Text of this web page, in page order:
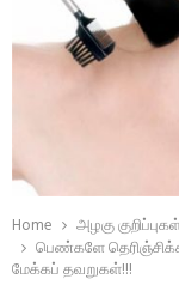
Home அழகு
பெண்களே
மேக்கப் தவறுகள்!!!